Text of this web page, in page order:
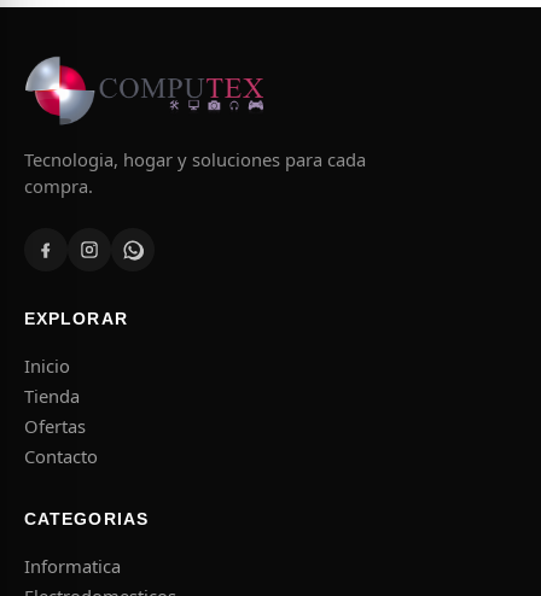
Tecnologia, hogar y soluciones para cada
compra.
EXPLORAR
Inicio
Tienda
Ofertas
Contacto
CATEGORIAS
Informatica